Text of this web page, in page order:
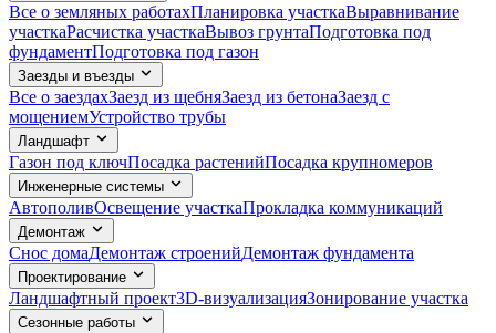
Все о земляных работахПланировка участкаВыравнивание
участкаРасчистка участкаВывоз грунтаПодготовка под
фундаментПодготовка под газон
Заезды и въезды
Все о заездахЗаезд из щебняЗаезд из бетонаЗаезд с
мощениемУстройство трубы
Ландшафт
Газон под ключПосадка растенийПосадка крупномеров
Инженерные системы
АвтополивОсвещение участкаПрокладка коммуникаций
Демонтаж
Снос домаДемонтаж строенийДемонтаж фундамента
Проектирование
Ландшафтный проект3D-визуализацияЗонирование участка
Сезонные работы